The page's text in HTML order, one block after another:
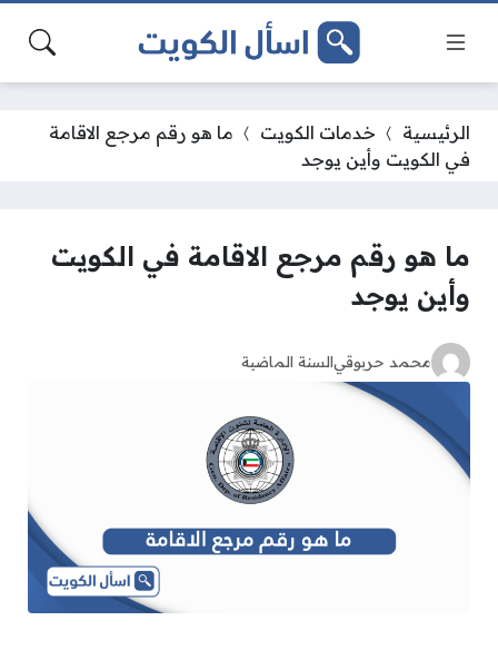
الرئيسية خدمات الكويت
ما هو رقم مرجع الاقامة
في الكويت وأين يوجد
ما هو رقم مرجع الاقامة في الكويت
وأين يوجد
محمد حربوقيالسنة الماضية